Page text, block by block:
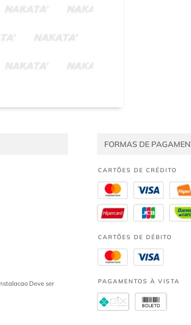
Deve ser
FORMAS DE
CARTÕES DE CRÉDITO
CARTÕES DE DÉBITO
PAGAMENTOS À VISTA